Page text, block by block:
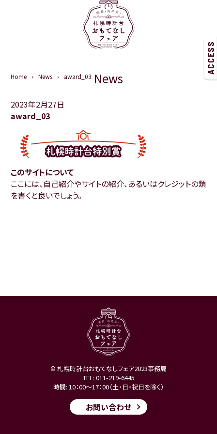
ACCESS
Home News award_03 News
2023年2月27日
award_03
このサイトについて
ここには、自己紹介やサイトの紹介、あるいはクレジットの類
を書くと良いでしょう。
© 札幌時計台おもてなしフェア2023事務局
TEL: 011-219-6445
時間: 10：00～17：00（土・日・祝日を除く）
お問い合わせ